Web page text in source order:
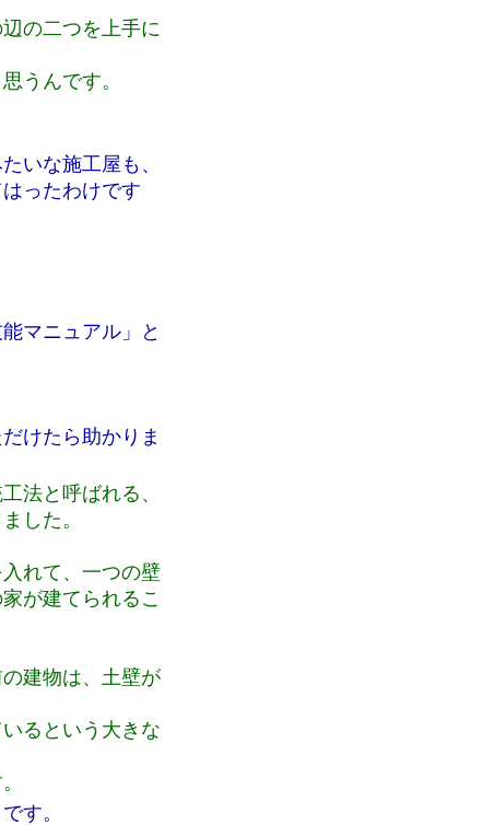
の二つを上手に
うんです。
いな施工屋も、
ったわけです
マニュアル」と
けたら助かりま
法と呼ばれる、
した。
れて、一つの壁
が建てられるこ
建物は、土壁が
るという大きな
す。